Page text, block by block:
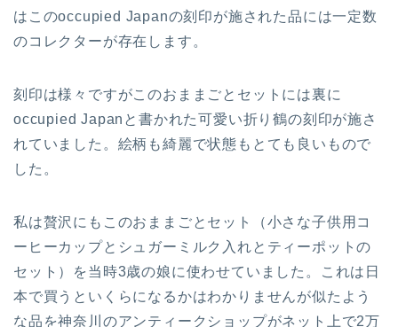
はこのoccupied Japanの刻印が施された品には一定数
のコレクターが存在します。
刻印は様々ですがこのおままごとセットには裏に
occupied Japanと書かれた可愛い折り鶴の刻印が施さ
れていました。絵柄も綺麗で状態もとても良いもので
した。
私は贅沢にもこのおままごとセット（小さな子供用コ
ーヒーカップとシュガーミルク入れとティーポットの
セット）を当時3歳の娘に使わせていました。これは日
本で買うといくらになるかはわかりませんが似たよう
な品を神奈川のアンティークショップがネット上で2万